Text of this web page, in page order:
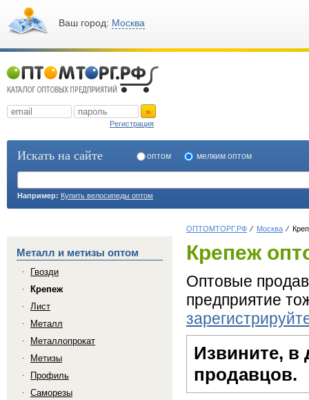
Ваш город: Москва
»
Регистрация
Искать на сайте оптом мелким оптом
Например: Купить велосипеды оптом
ОПТОМТОРГ.РФ Москва
Крепеж
Оптовые
предприятие
Извините, в
продавцов.
Металл и метизы оптом
Гвозди
Крепеж
Лист
Металл
Металлопрокат
Метизы
Профиль
Саморезы